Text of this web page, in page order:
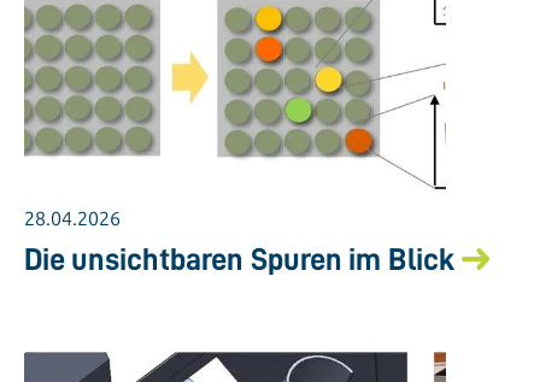
28.04.2026
Die unsichtbaren Spuren im Blick